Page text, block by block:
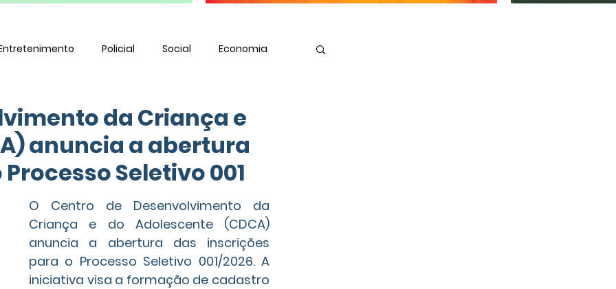
Policial Social Economia
da Criança e
anuncia a abertura
Seletivo 001
O Centro de Desenvolvimento da
Criança e do Adolescente (CDCA)
anuncia a abertura das inscrições
para o Processo Seletivo 001/2026. A
iniciativa visa a formação de cadastro